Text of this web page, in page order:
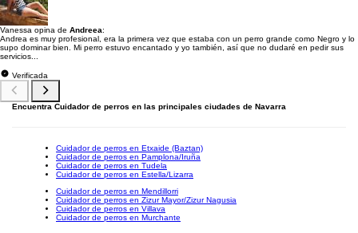
Vanessa opina de Andreea:
Andrea es muy profesional, era la primera vez que estaba con un perro grande como Negro y lo
supo dominar bien. Mi perro estuvo encantado y yo también, así que no dudaré en pedir sus
servicios...
Verificada
Encuentra Cuidador de perros en las principales ciudades de Navarra
Cuidador de perros en Etxaide (Baztan)
Cuidador de perros en Pamplona/Iruña
Cuidador de perros en Tudela
Cuidador de perros en Estella/Lizarra
Cuidador de perros en Mendillorri
Cuidador de perros en Zizur Mayor/Zizur Nagusia
Cuidador de perros en Villava
Cuidador de perros en Murchante